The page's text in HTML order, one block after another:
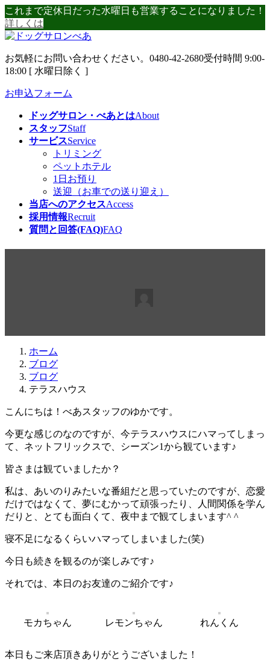
コ
ン
テ
ツ
へ
キ
ナ
ビ
ゲ
シ
ョ
に
これまで定休日だった水曜日も営業することになりました！
詳しくは
お気軽にお問い合わせください。 0480-42-2680受付時間 9:00-
18:00 [ 水曜日除く ]
お申込フォーム
ドッグサロン・べあとはAbout
スタッフStaff
サービスService
トリミング
ペットホテル
1日お預り
送迎（お車での送り迎え）
当店へのアクセスAccess
採用情報Recruit
質問と回答(FAQ)FAQ
ホーム
ブログ
ブログ
テラスハウス
こんにちは！べあスタッフのゆかです。
今更な感じのなのですが、今テラスハウスにハマってしまっ
て、ネットフリックスで、シーズン1から観ています♪
皆さまは観ていましたか？
私は、あいのりみたいな番組だと思っていたのですが、恋愛
だけではなくて、夢にむかって頑張ったり、人間関係を学ん
だりと、とても面白くて、夜中まで観てしまいます^ ^
寝不足になるくらいハマってしまいました(笑)
今日も続きを観るのが楽しみです♪
それでは、本日のお友達のご紹介です♪
モカちゃん レモンちゃん れんくん
本日もご来店頂きありがとうございました！